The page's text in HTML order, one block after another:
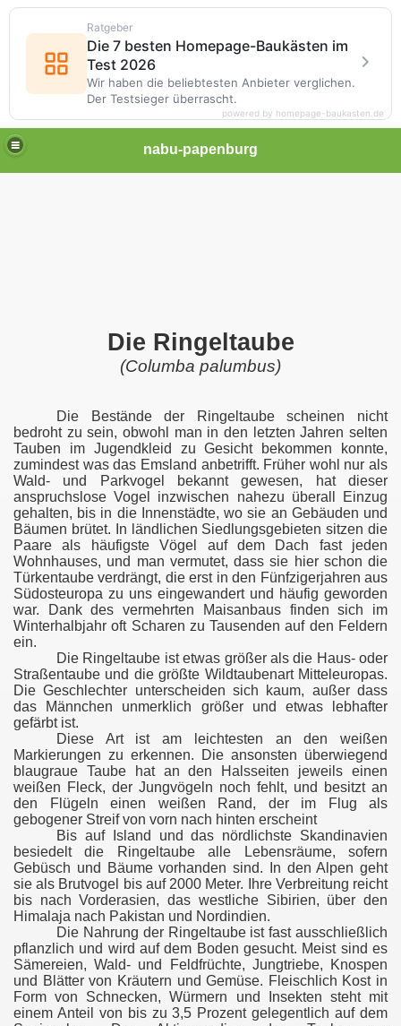
nabu-papenburg
Die Ringeltaube
(Columba palumbus)
Die Bestände der Ringeltaube scheinen nicht
bedroht zu sein, obwohl man in den letzten Jahren selten
Tauben im Jugendkleid zu Gesicht bekommen konnte,
zumindest was das Emsland anbetrifft. Früher wohl nur als
Wald- und Parkvogel bekannt gewesen, hat dieser
anspruchslose Vogel inzwischen nahezu überall Einzug
gehalten, bis in die Innenstädte, wo sie an Gebäuden und
Bäumen brütet. In ländlichen Siedlungsgebieten sitzen die
Paare als häufigste Vögel auf dem Dach fast jeden
Wohnhauses, und man vermutet, dass sie hier schon die
Türkentaube verdrängt, die erst in den Fünfzigerjahren aus
Südosteuropa zu uns eingewandert und häufig geworden
war. Dank des vermehrten Maisanbaus finden sich im
Winterhalbjahr oft Scharen zu Tausenden auf den Feldern
ein.
Die Ringeltaube ist etwas größer als die Haus- oder
Straßentaube und die größte Wildtaubenart Mitteleuropas.
Die Geschlechter unterscheiden sich kaum, außer dass
das Männchen unmerklich größer und etwas lebhafter
gefärbt ist.
Diese Art ist am leichtesten an den weißen
Markierungen zu erkennen. Die ansonsten überwiegend
blaugraue Taube hat an den Halsseiten jeweils einen
weißen Fleck, der Jungvögeln noch fehlt, und besitzt an
den Flügeln einen weißen Rand, der im Flug als
gebogener Streif von vorn nach hinten erscheint
Bis auf Island und das nördlichste Skandinavien
besiedelt die Ringeltaube alle Lebensräume, sofern
Gebüsch und Bäume vorhanden sind. In den Alpen geht
sie als Brutvogel bis auf 2000 Meter. Ihre Verbreitung reicht
bis nach Vorderasien, das westliche Sibirien, über den
Himalaja nach Pakistan und Nordindien.
Die Nahrung der Ringeltaube ist fast ausschließlich
pflanzlich und wird auf dem Boden gesucht. Meist sind es
Sämereien, Wald- und Feldfrüchte, Jungtriebe, Knospen
und Blätter von Kräutern und Gemüse. Fleischlich Kost in
Form von Schnecken, Würmern und Insekten steht mit
einem Anteil von bis zu 3,5 Prozent gelegentlich auf dem
Ratgeber
Die 7 besten Homepage-Baukästen im
Test 2026
Wir haben die beliebtesten Anbieter verglichen.
Der Testsieger überrascht.
powered by homepage-baukasten.de